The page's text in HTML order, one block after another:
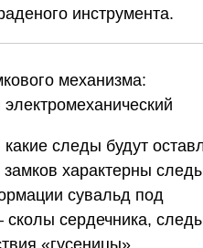
инструмента.
механизма:
какие следы будут
характерны
сувальд под
сердечника,